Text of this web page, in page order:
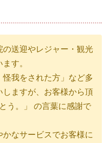
送迎やレジャー・観光
す。
怪我をされた方」など多
しますが、お客様から頂
う。」 の言葉に感謝で
なサービスでお客様に